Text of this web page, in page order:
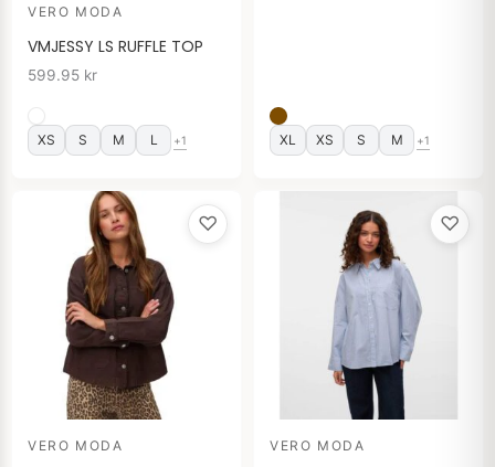
VERO MODA
VMJESSY LS RUFFLE TOP
599.95 kr
XS S M L +1 XL XS S M +1
♡
VERO MODA
♡
VERO MODA